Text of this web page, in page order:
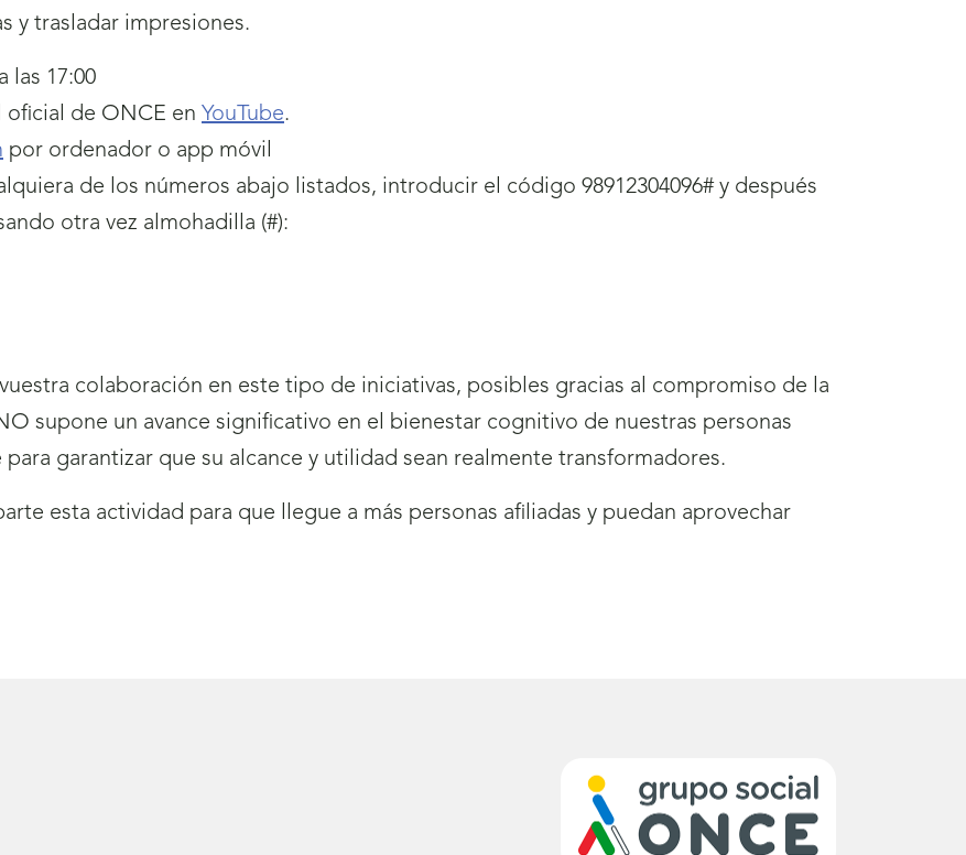
y trasladar impresiones.
las 17:00
oficial de ONCE en YouTube.
por ordenador o app móvil
de los números abajo listados, introducir el código 98912304096# y después
otra vez almohadilla (#):
colaboración en este tipo de iniciativas, posibles gracias al compromiso de la
supone un avance significativo en el bienestar cognitivo de nuestras personas
garantizar que su alcance y utilidad sean realmente transformadores.
esta actividad para que llegue a más personas afiliadas y puedan aprovechar